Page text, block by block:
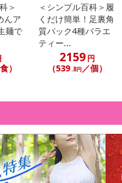
＞
んア
麺で
）
＜シンプル百科＞履
くだけ簡単！足裏角
質パック4種バラエ
ティー...
2159円
（539.8円 ／個）